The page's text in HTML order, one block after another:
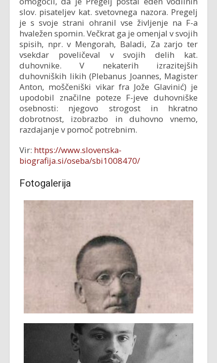
slov. pisateljev kat. svetovnega nazora. Pregelj
je s svoje strani ohranil vse življenje na F-a
hvaležen spomin. Večkrat ga je omenjal v svojih
spisih, npr. v Mengorah, Baladi, Za zarjo ter
vsekdar poveličeval v svojih delih kat.
duhovnike. V nekaterih izrazitejših
duhovniških likih (Plebanus Joannes, Magister
Anton, moščeniški vikar fra Jože Glavinić) je
upodobil značilne poteze F-jeve duhovniške
osebnosti: njegovo strogost in hkratno
dobrotnost, izobrazbo in duhovno vnemo,
razdajanje v pomoč potrebnim.
Vir: https://www.slovenska-
biografija.si/oseba/sbi1008470/
Fotogalerija